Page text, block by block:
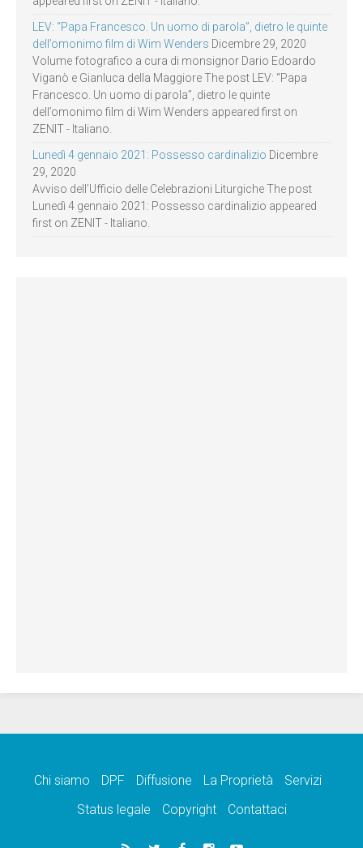
LEV: “Papa Francesco. Un uomo di parola”, dietro le quinte
dell’omonimo film di Wim Wenders Dicembre 29, 2020
Volume fotografico a cura di monsignor Dario Edoardo
Viganò e Gianluca della Maggiore The post LEV: “Papa
Francesco. Un uomo di parola”, dietro le quinte
dell’omonimo film di Wim Wenders appeared first on
ZENIT - Italiano.
Lunedì 4 gennaio 2021: Possesso cardinalizio Dicembre
29, 2020
Avviso dell’Ufficio delle Celebrazioni Liturgiche The post
Lunedì 4 gennaio 2021: Possesso cardinalizio appeared
first on ZENIT - Italiano.
Chi siamo DPF Diffusione La Proprietà
Servizi
Status legale
Copyright Contattaci